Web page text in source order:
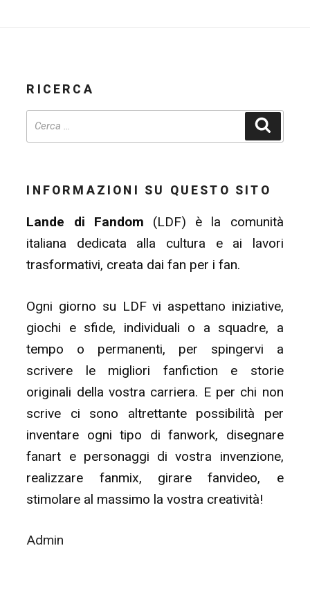
RICERCA
INFORMAZIONI SU QUESTO SITO
Lande di Fandom (LDF) è la comunità
italiana dedicata alla cultura e ai lavori
trasformativi, creata dai fan per i fan.
Ogni giorno su LDF vi aspettano iniziative,
giochi e sfide, individuali o a squadre, a
tempo o permanenti, per spingervi a
scrivere le migliori fanfiction e storie
originali della vostra carriera. E per chi non
scrive ci sono altrettante possibilità per
inventare ogni tipo di fanwork, disegnare
fanart e personaggi di vostra invenzione,
realizzare fanmix, girare fanvideo, e
stimolare al massimo la vostra creatività!
Admin